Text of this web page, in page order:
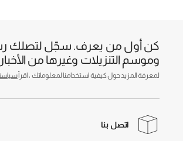
كن أول من يعرف. سجّل لتصلك
وموسم التنزيلات وغيرها من
لمعرفة المزيد حول كيفية استخدامنا لمعلوماتك ، اقرأ
اتصل بنا